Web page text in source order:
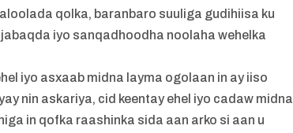
qolka, baranbaro suuliga gudihiisa ku
iyo sanqadhoodha noolaha wehelka
iyo asxaab midna layma ogolaan in ay iiso
nin askariya, cid keentay ehel iyo cadaw midna
in qofka raashinka sida aan arko si aan u